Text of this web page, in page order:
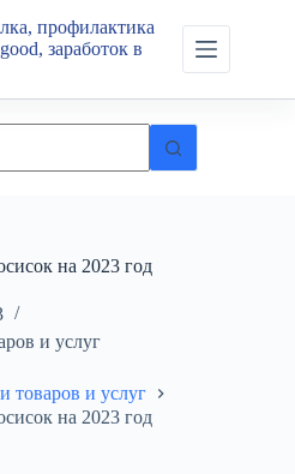
профилактика
заработок в
на 2023 год
и услуг
товаров и услуг
на 2023 год